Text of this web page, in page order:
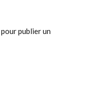
pour publier un